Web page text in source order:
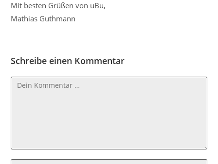
Mit besten Grüßen von uBu,
Mathias Guthmann
Schreibe einen Kommentar
Kommentar